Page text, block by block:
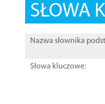
SŁOWA
Nazwa słownika
Słowa kluczowe: